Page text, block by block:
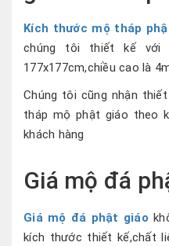
Kích thước mộ tháp
chúng tôi thiết kế với
177x177cm,chiều cao là
Chúng tôi cũng nhận
tháp mộ phật giáo theo
khách hàng
Giá mộ đá
Giá mộ đá phật giáo
kích thước thiết kế,chất